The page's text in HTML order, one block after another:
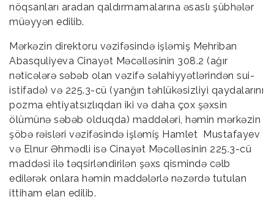
nöqsanları aradan qaldırmamalarına əsaslı şübhələr
müəyyən edilib.
Mərkəzin direktoru vəzifəsində işləmiş Mehriban
Abasquliyeva Cinayət Məcəlləsinin 308.2 (ağır
nəticələrə səbəb olan vəzifə səlahiyyətlərindən sui-
istifadə) və 225.3-cü (yanğın təhlükəsizliyi qaydalarını
pozma ehtiyatsızlıqdan iki və daha çox şəxsin
ölümünə səbəb olduqda) maddələri, həmin mərkəzin
şöbə rəisləri vəzifəsində işləmiş Hamlet Mustafayev
və Elnur Əhmədli isə Cinayət Məcəlləsinin 225.3-cü
maddəsi ilə təqsirləndirilən şəxs qismində cəlb
edilərək onlara həmin maddələrlə nəzərdə tutulan
ittiham elan edilib.